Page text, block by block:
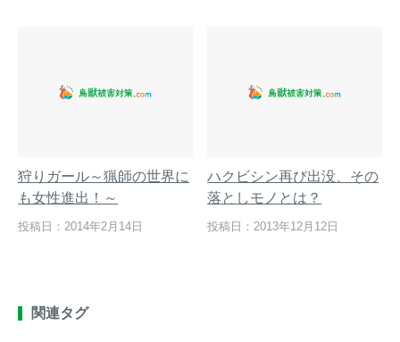
狩りガール～猟師の世界に
も女性進出！～
投稿日：2014年2月14日
ハクビシン再び出没、その
落としモノとは？
投稿日：2013年12月12日
関連タグ